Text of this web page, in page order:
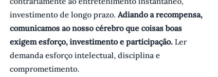
investimento de longo prazo. Adiando a recompensa,
comunicamos ao nosso cérebro que coisas boas
exigem esforço, investimento e participação. Ler
demanda esforço intelectual, disciplina e
comprometimento.